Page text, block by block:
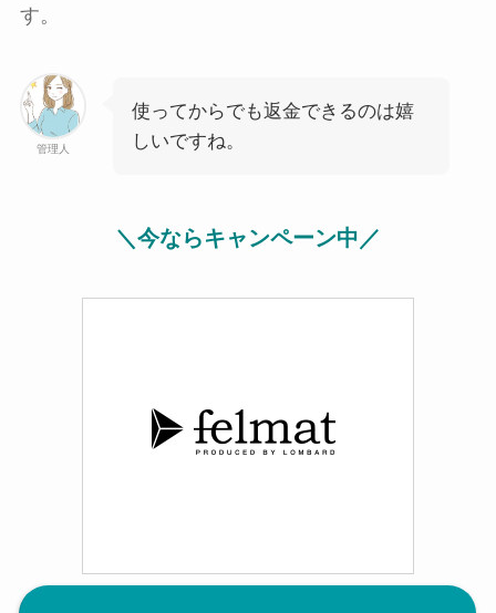
す。
管理人
使ってからでも返金できるのは嬉
しいですね。
＼今ならキャンペーン中／